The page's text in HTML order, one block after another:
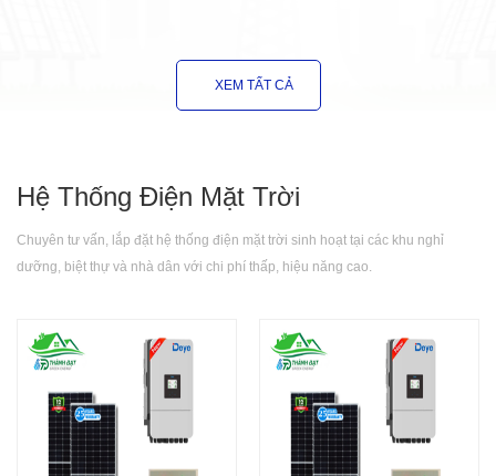
XEM TẤT CẢ
Hệ Thống Điện Mặt Trời
Chuyên tư vấn, lắp đặt hệ thống điện mặt trời sinh hoạt tại các khu nghỉ
dưỡng, biệt thự và nhà dân với chi phí thấp, hiệu năng cao.